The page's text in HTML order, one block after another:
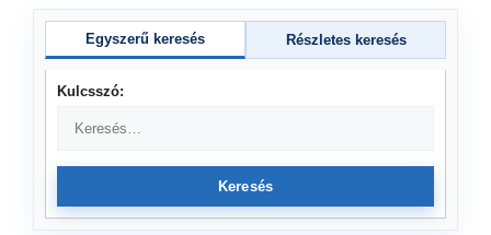
Egyszerű keresés Részletes keresés
Kulcsszó:
Keresés